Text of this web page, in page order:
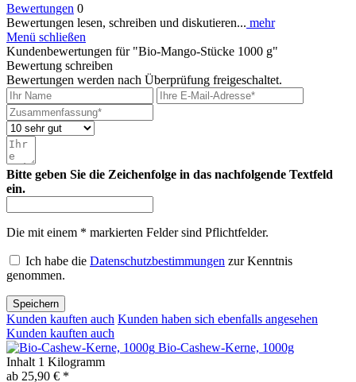
Bewertungen 0
Bewertungen lesen, schreiben und diskutieren... mehr
Menü schließen
Kundenbewertungen für "Bio-Mango-Stücke 1000 g"
Bewertung schreiben
Bewertungen werden nach Überprüfung freigeschaltet.
Bitte geben Sie die Zeichenfolge in das nachfolgende Textfeld
ein.
Die mit einem * markierten Felder sind Pflichtfelder.
Ich habe die Datenschutzbestimmungen zur Kenntnis
genommen.
Speichern
Kunden kauften auch Kunden haben sich ebenfalls angesehen
Kunden kauften auch
Bio-Cashew-Kerne, 1000g
Inhalt 1 Kilogramm
ab 25,90 € *